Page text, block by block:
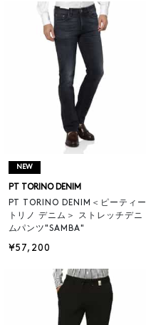
NEW
PT TORINO DENIM
PT TORINO DENIM＜ピーティー
トリノ デニム＞ ストレッチデニ
ムパンツ"SAMBA"
¥57,200